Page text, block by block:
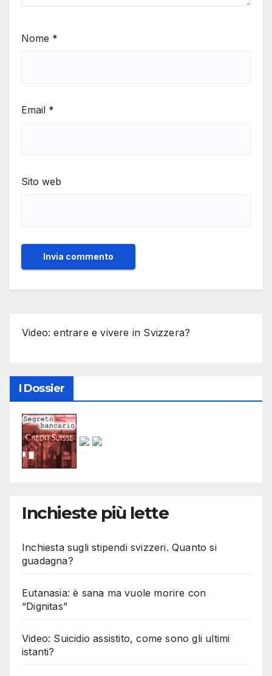
Nome *
Email *
Sito web
Video: entrare e vivere in Svizzera?
I Dossier
Inchieste più lette
Inchiesta sugli stipendi svizzeri. Quanto si
guadagna?
Eutanasia: è sana ma vuole morire con
“Dignitas”
Video: Suicidio assistito, come sono gli ultimi
istanti?